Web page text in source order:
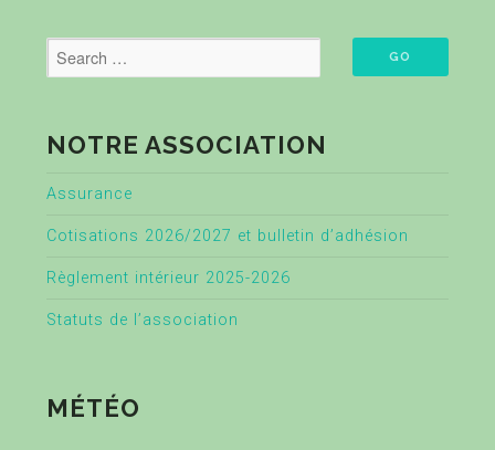
NOTRE ASSOCIATION
Assurance
Cotisations 2026/2027 et bulletin d’adhésion
Règlement intérieur 2025-2026
Statuts de l’association
MÉTÉO